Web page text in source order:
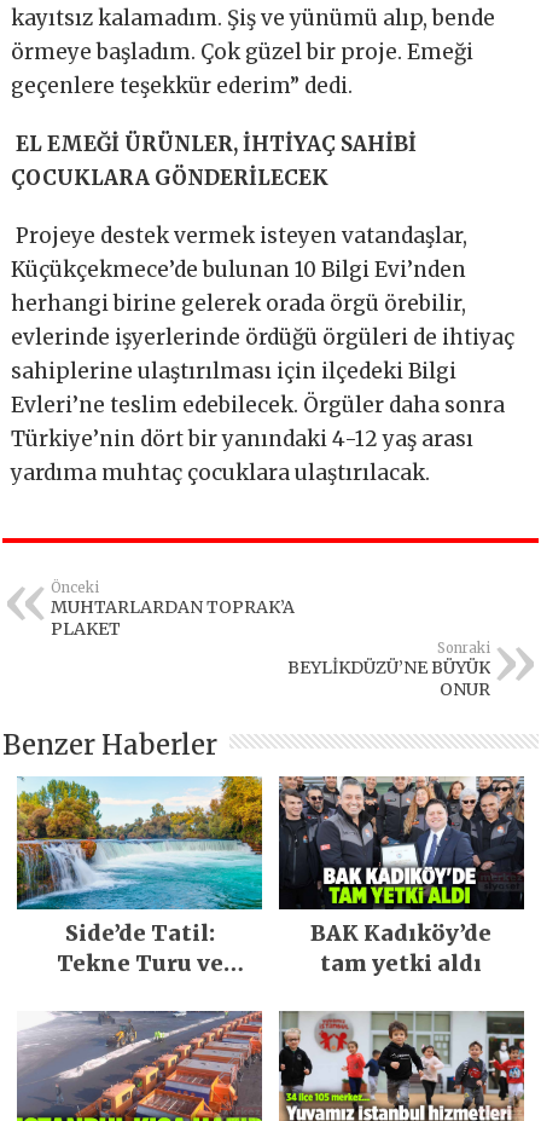
kayıtsız kalamadım. Şiş ve yünümü alıp, bende
örmeye başladım. Çok güzel bir proje. Emeği
geçenlere teşekkür ederim” dedi.
EL EMEĞİ ÜRÜNLER, İHTİYAÇ SAHİBİ
ÇOCUKLARA GÖNDERİLECEK
Projeye destek vermek isteyen vatandaşlar,
Küçükçekmece’de bulunan 10 Bilgi Evi’nden
herhangi birine gelerek orada örgü örebilir,
evlerinde işyerlerinde ördüğü örgüleri de ihtiyaç
sahiplerine ulaştırılması için ilçedeki Bilgi
Evleri’ne teslim edebilecek. Örgüler daha sonra
Türkiye’nin dört bir yanındaki 4-12 yaş arası
yardıma muhtaç çocuklara ulaştırılacak.
Önceki
MUHTARLARDAN TOPRAK’A
PLAKET
Sonraki
BEYLİKDÜZÜ’NE BÜYÜK
ONUR
Benzer Haberler
Side’de Tatil:
Tekne Turu ve
BAK Kadıköy’de
tam yetki aldı